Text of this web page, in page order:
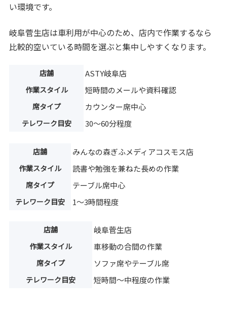
い環境です。
岐阜菅生店は車利用が中心のため、店内で作業するなら
比較的空いている時間を選ぶと集中しやすくなります。
店舗 ASTY岐阜店
作業スタイル 短時間のメールや資料確認
席タイプ カウンター席中心
テレワーク目安 30〜60分程度
店舗 みんなの森ぎふメディアコスモス店
作業スタイル 読書や勉強を兼ねた長めの作業
席タイプ テーブル席中心
テレワーク目安 1〜3時間程度
店舗 岐阜菅生店
作業スタイル 車移動の合間の作業
席タイプ ソファ席やテーブル席
テレワーク目安 短時間〜中程度の作業